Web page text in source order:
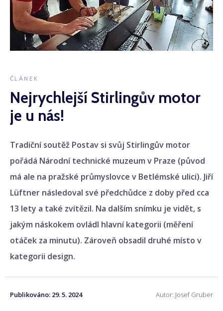
ČLÁNEK
Nejrychlejší Stirlingův motor
je u nás!
Tradiční soutěž Postav si svůj Stirlingův motor
pořádá Národní technické muzeum v Praze (původ
má ale na pražské průmyslovce v Betlémské ulici). Jiří
Lüftner následoval své předchůdce z doby před cca
13 lety a také zvítězil. Na dalším snímku je vidět, s
jakým náskokem ovládl hlavní kategorii (měření
otáček za minutu). Zároveň obsadil druhé místo v
kategorii design.
Publikováno: 29. 5. 2024 Autor: Josef Gruber